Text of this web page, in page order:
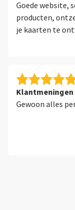
Goede website,
producten,
je kaarten te
Klantmeningen
Gewoon alles